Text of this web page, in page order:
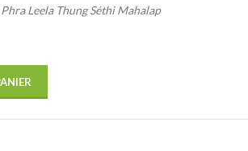
Phra Leela Thung Séthi Mahalap